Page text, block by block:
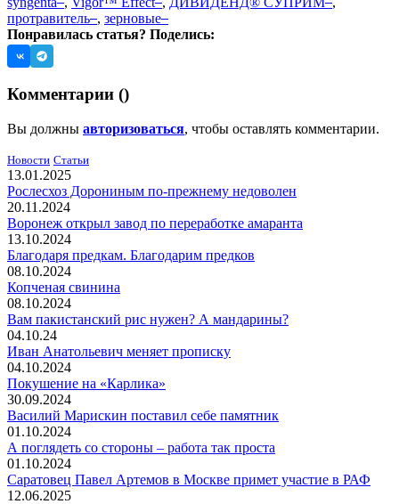
протравитель , зерновые
Понравилась статья? Поделись:
Комментарии ()
Вы должны авторизоваться, чтобы оставлять комментарии.
Новости Статьи
13.01.2025
Рослесхоз Дорониным по-прежнему недоволен
20.11.2024
Воронеж открыл завод по переработке амаранта
13.10.2024
Благодаря предкам. Благодарим предков
08.10.2024
Копченая свинина
08.10.2024
Вам пакистанский рис нужен? А мандарины?
04.10.24
Иван Анатольевич меняет прописку
04.10.2024
Покушение на «Карлика»
30.09.2024
Василий Марискин поставил себе памятник
01.10.2024
А поглядеть со стороны – работа так проста
01.10.2024
Саратовец Павел Артемов в Москве примет участие в РАФ
12.06.2025